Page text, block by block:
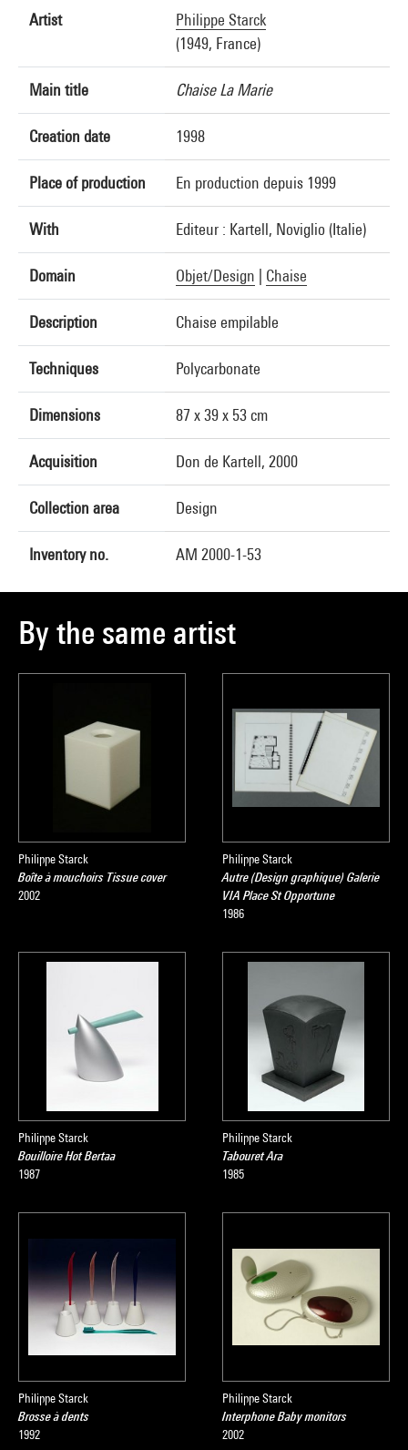
Artist
Philippe Starck
(1949, France)
Main title Chaise La Marie
Creation date 1998
Place of production En production depuis 1999
With Editeur : Kartell, Noviglio (Italie)
Domain Objet/Design Chaise
Description Chaise empilable
Techniques Polycarbonate
Dimensions 87 x 39 x 53 cm
Acquisition Don de Kartell, 2000
Collection area Design
Inventory no. AM 2000-1-53
By the same artist
Philippe Starck
Boîte à mouchoirs Tissue cover
2002
Philippe Starck
Autre (Design graphique) Galerie
VIA Place St Opportune
1986
Philippe Starck
Bouilloire Hot Bertaa
1987
Philippe Starck
Tabouret Ara
1985
Philippe Starck
Brosse à dents
1992
Philippe Starck
Interphone Baby monitors
2002